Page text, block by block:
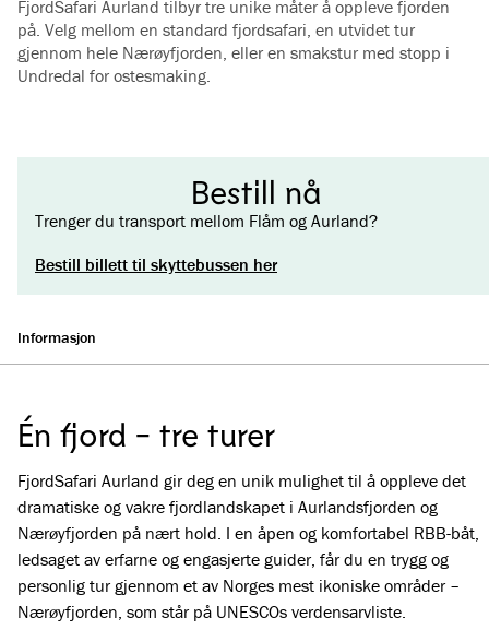
FjordSafari Aurland tilbyr tre unike måter å oppleve fjorden
på. Velg mellom en standard fjordsafari, en utvidet tur
gjennom hele Nærøyfjorden, eller en smakstur med stopp i
Undredal for ostesmaking.
Bestill nå
Trenger du transport mellom Flåm og Aurland?
Bestill billett til skyttebussen her
Informasjon
Én fjord - tre turer
FjordSafari Aurland gir deg en unik mulighet til å oppleve det
dramatiske og vakre fjordlandskapet i Aurlandsfjorden og
Nærøyfjorden på nært hold. I en åpen og komfortabel RBB-båt,
ledsaget av erfarne og engasjerte guider, får du en trygg og
personlig tur gjennom et av Norges mest ikoniske områder –
Nærøyfjorden, som står på UNESCOs verdensarvliste.